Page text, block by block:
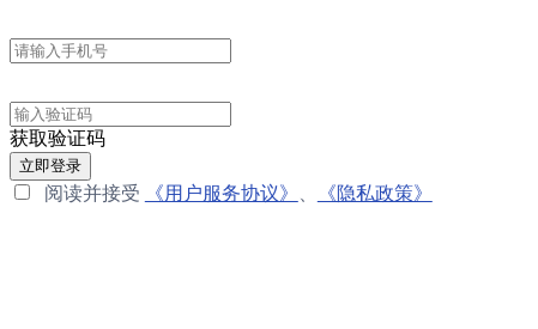
获取验证码
立即登录
阅读并接受 《用户服务协议》 《隐私政策》